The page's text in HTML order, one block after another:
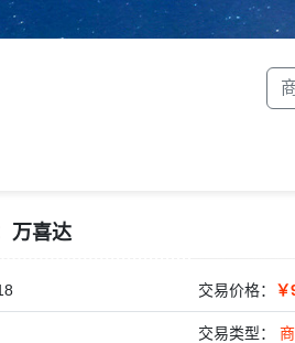
万喜达
交易价格：
交易类型：